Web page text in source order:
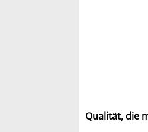
Qualität, die